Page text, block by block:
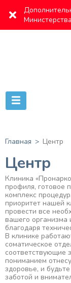
Главная Центр
Центр
Клиника
профиля, готовое
комплекс
приоритет нашей
провести все
вашего организма
благодаря
В клинике
соматическое
соответствующие
пониманием
здоровье, и
заботой и